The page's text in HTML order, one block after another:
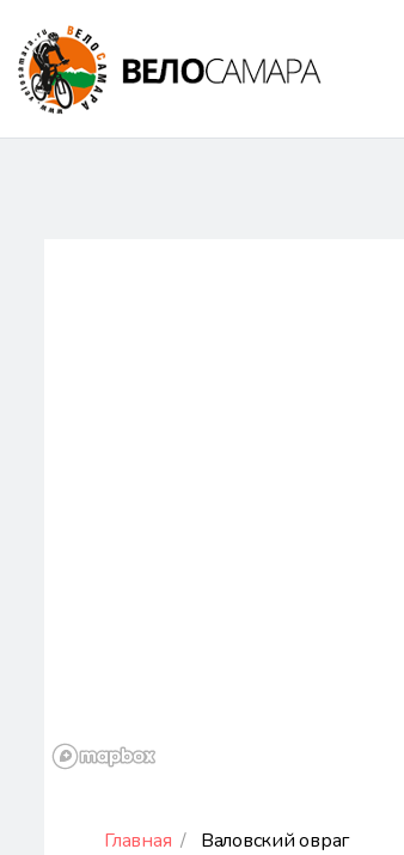
Главная Валовский овраг